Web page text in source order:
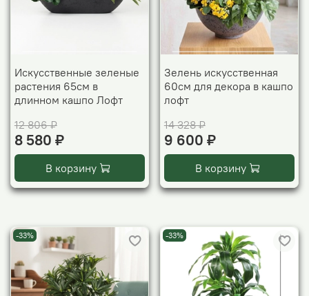
Искусственные зеленые
растения 65см в
длинном кашпо Лофт
12 806 ₽
8 580 ₽
В корзину
Зелень искусственная
60см для декора в кашпо
лофт
14 328 ₽
9 600 ₽
В корзину
-33% -33%